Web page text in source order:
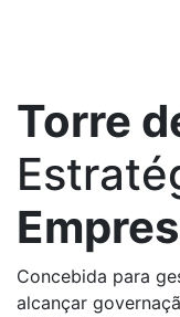
Torre
Concebida para
alcançar